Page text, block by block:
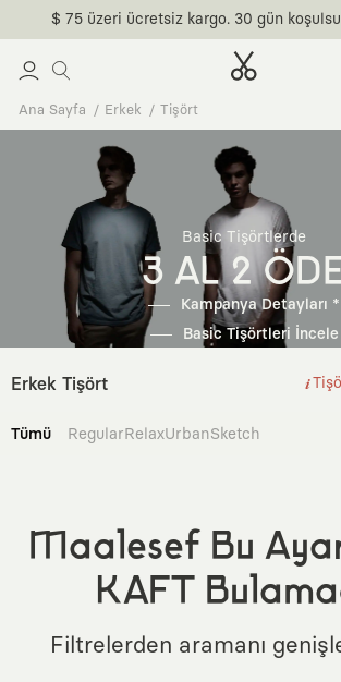
Ana Sayfa Erkek Tişört
Basic Tişörtlerde
3 AL 2
Kampanya Detayları *
Basic Tişörtleri İncele
Erkek Tişört
Tümü RegularRelaxUrbanSketch
Maalesef Bu
KAFT
Filtrelerden aramanı